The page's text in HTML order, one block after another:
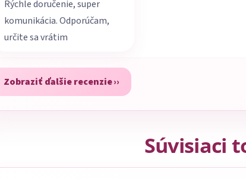
Rýchle doručenie, super
komunikácia. Odporúčam,
určite sa vrátim
Zobraziť ďalšie recenzie
Súvisiaci